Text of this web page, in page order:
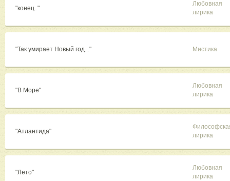
"конец.."
Любовная
лирика
"Так умирает Новый год..." Мистика
"В Море"
Любовная
лирика
"Атлантида"
лирика
"Лето"
Любовная
лирика